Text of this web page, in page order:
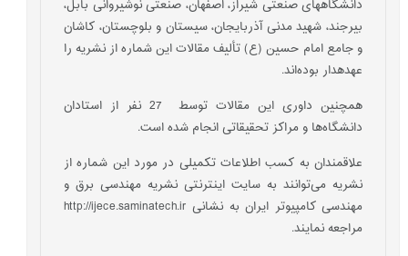
دانشگاه­های صنعتی شیراز، اصفهان، صنعتی نوشیروانی بابل،
بیرجند، شهید مدنی آذربایجان، سیستان و بلوچستان، کاشان
و جامع امام حسین (ع) تألیف مقالات این شماره از نشریه را
عهده­دار بوده‌اند.
همچنین داوری این مقالات توسط 27 نفر از استادان
دانشگاه‌ها و مراکز تحقیقاتی انجام شده است.
علاقمندان به کسب اطلاعات تکمیلی در مورد این شماره از
نشریه می‌توانند به سایت اینترنتی نشریه مهندسی برق و
مهندسی کامپیوتر ایران به نشانی http://ijece.saminatech.ir
مراجعه نمایند.